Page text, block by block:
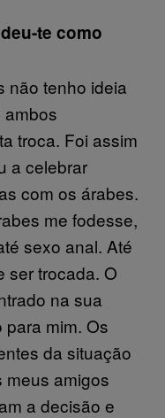
te como
não tenho ideia
ambos
troca. Foi assim
a celebrar
com os árabes.
me fodesse,
sexo anal. Até
ser trocada. O
na sua
mim. Os
da situação
meus amigos
a decisão e